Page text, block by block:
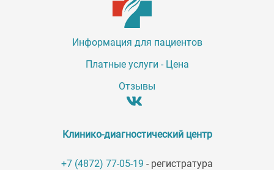
Информация для пациентов
Платные услуги - Цена
Отзывы
Клинико-диагностический центр
+7 (4872) 77-05-19 - регистратура